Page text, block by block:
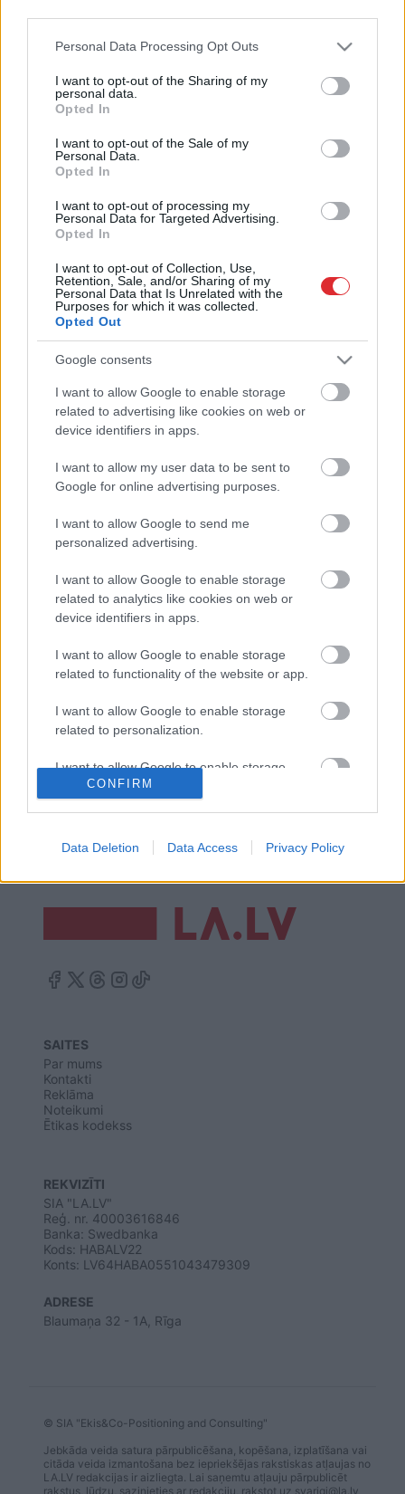
Please note that this website/app uses one or more Google
not limited to your visit or usage behaviour. You may click to
grant or deny consent to Google and its third-party tags to
use your data for below specified purposes in below Google
consent section.
Personal Data Processing Opt Outs
I want to opt-out of the Sharing of my
personal data.
Opted In
I want to opt-out of the Sale of my
Personal Data.
Opted In
I want to opt-out of processing my
Personal Data for Targeted Advertising.
Opted In
I want to opt-out of Collection, Use,
Retention, Sale, and/or Sharing of my
Personal Data that Is Unrelated with the
Purposes for which it was collected.
Opted Out
Google consents
I want to allow Google to enable storage
related to advertising like cookies on web or
device identifiers in apps.
I want to allow my user data to be sent to
Google for online advertising purposes.
I want to allow Google to send me
personalized advertising.
I want to allow Google to enable storage
related to analytics like cookies on web or
device identifiers in apps.
I want to allow Google to enable storage
related to functionality of the website or app.
I want to allow Google to enable storage
related to personalization.
I want to allow Google to enable storage
related to security, including authentication
CONFIRM
Data Deletion Data Access Privacy Policy
Pašnāvniekasarīkotā sprādzienā
Kabulā cietuši vairāki civiliedzīvotāji
Spridzinātājapašnāvnieka
uzbrukumā Kabulā seši bojāgājušie
Dubultsprādzienācīņas klubā
Kabulascentru trāpījušas raķetes,
pilsētā sākusies kauja
Kabulas lidostā terorists
10 cilvēkus
NoVācijas uz Kabulu deportē vēl 15
patvēruma meklētājus
Vācija deportē uz Kabulu vēl vienu
Šausminošajā sprādzienā Kabulā
jau 95 upuri, vēl divtik ievainoto
SAITES
Par mums
Kontakti
Reklāma
Noteikumi
Ētikas kodekss
REKVIZĪTI
SIA "LA.LV"
Reģ. nr. 40003616846
Banka: Swedbanka
Kods: HABALV22
Konts: LV64HABA0551043479309
ADRESE
Blaumaņa 32 - 1A, Rīga
© SIA "Ekis&Co-Positioning and Consulting"
Jebkāda veida satura pārpublicēšana, kopēšana, izplatīšana vai
citāda veida izmantošana bez iepriekšējas rakstiskas atļaujas no
LA.LV redakcijas ir aizliegta. Lai saņemtu atļauju pārpublicēt
rakstus, lūdzu, sazinieties ar redakciju, rakstot uz svarigi@la.lv
Atcelt Ziņot